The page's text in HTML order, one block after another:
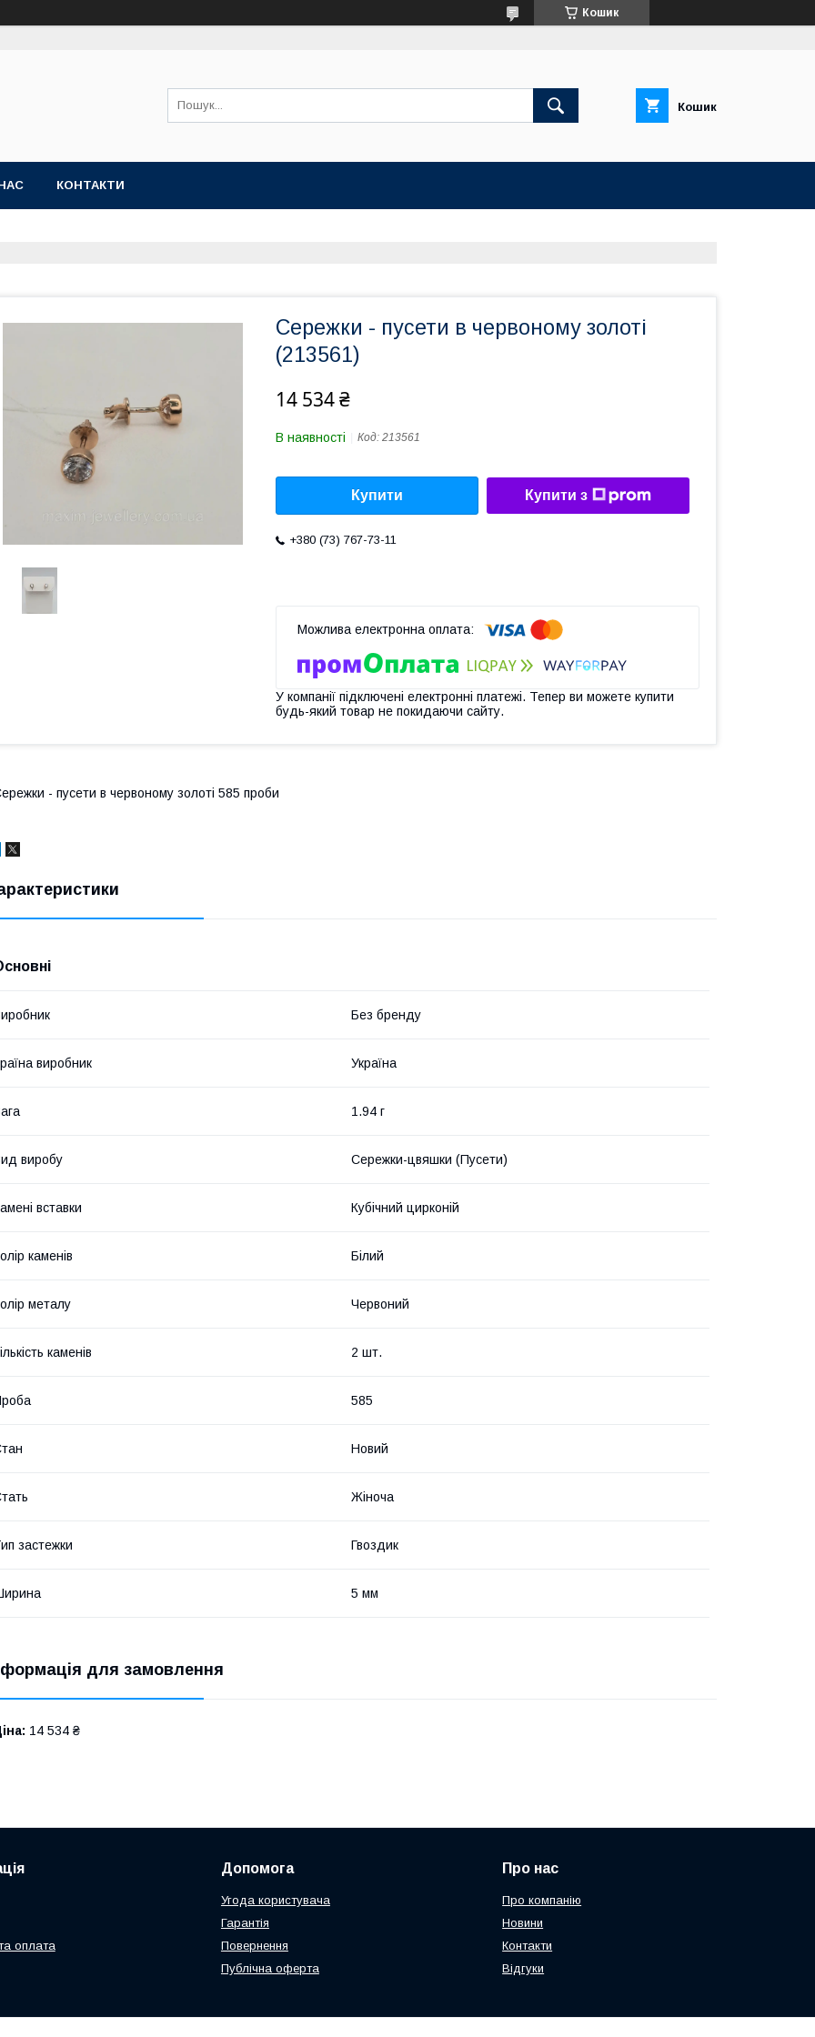
Кошик
Кошик
КОНТАКТИ
Сережки - пусети в червоному золоті
(213561)
14 534 ₴
В наявності Код: 213561
Купити Купити з
+380 (73) 767-73-11
У компанії підключені електронні платежі. Тепер ви можете купити
будь-який товар не покидаючи сайту.
- пусети в червоному золоті 585 проби
Без бренду
виробник Україна
1.94 г
виробу Сережки-цвяшки (Пусети)
вставки Кубічний цирконій
каменів Білий
металу Червоний
каменів 2 шт.
585
Новий
Жіноча
застежки Гвоздик
5 мм
для замовлення
14 534 ₴
оплата
Допомога
Угода користувача
Гарантія
Повернення
Публічна оферта
Про нас
Про компанію
Новини
Контакти
Відгуки